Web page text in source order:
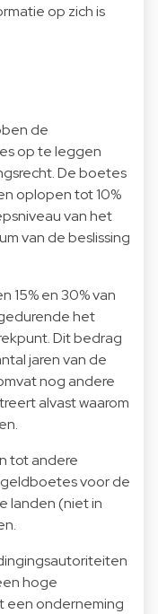
op zich is
de
op te leggen
De boetes
oplopen tot 10%
van het
van de beslissing
15% en 30% van
het
Dit bedrag
jaren van de
nog andere
alvast waarom
tot andere
voor de
landen (niet in
hoge
een onderneming